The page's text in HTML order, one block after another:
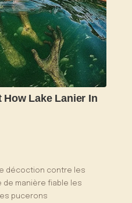
décoction contre les
de manière fiable les
pucerons